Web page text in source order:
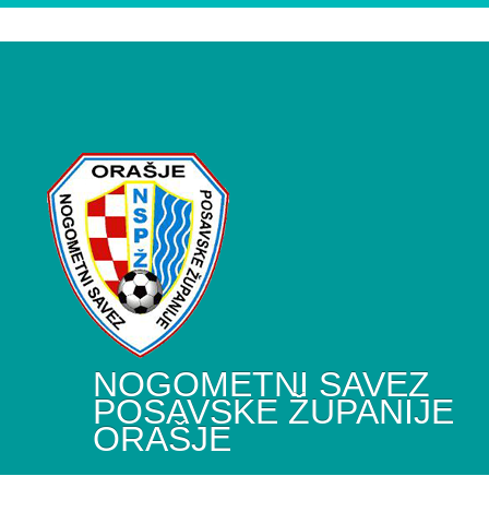
NOGOMETNI SAVEZ
POSAVSKE ŽUPANIJE
ORAŠJE